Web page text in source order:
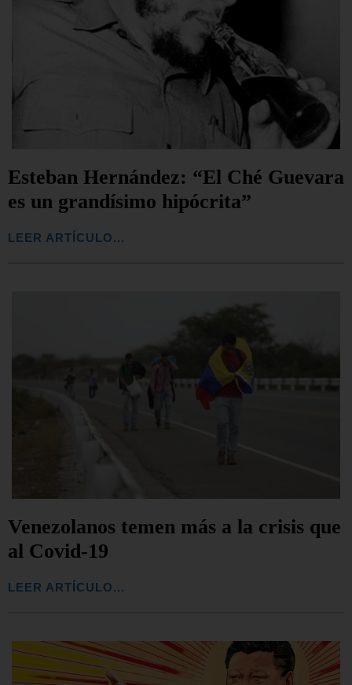
Esteban Hernández: “El Ché Guevara
es un grandísimo hipócrita”
LEER ARTÍCULO...
Venezolanos temen más a la crisis que
al Covid-19
LEER ARTÍCULO...